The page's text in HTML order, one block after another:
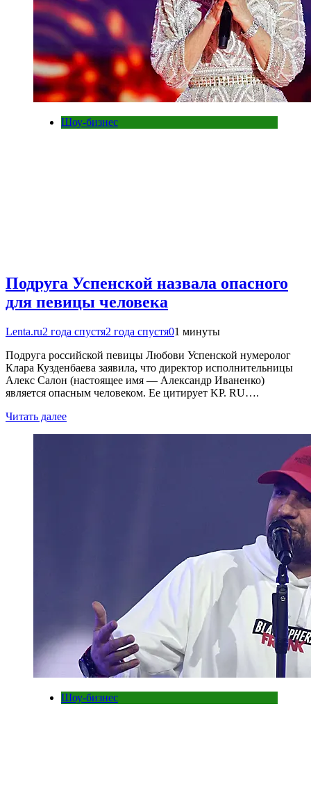
Шоу-бизнес
Подруга Успенской назвала опасного
для певицы человека
Lenta.ru2 года спустя2 года спустя01 минуты
Подруга российской певицы Любови Успенской нумеролог
Клара Кузденбаева заявила, что директор исполнительницы
Алекс Салон (настоящее имя — Александр Иваненко)
является опасным человеком. Ее цитирует KP. RU….
Читать далее
Шоу-бизнес